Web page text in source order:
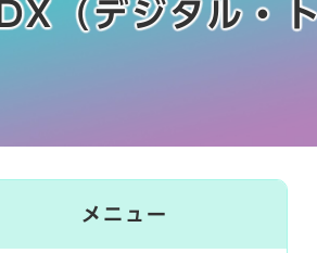
DX（デジタル・
メニュー